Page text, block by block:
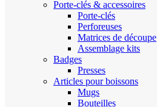
Porte-clés & accessoires
Porte-clés
Perforeuses
Matrices de découpe
Assemblage kits
Badges
Presses
Articles pour boissons
Mugs
Bouteilles